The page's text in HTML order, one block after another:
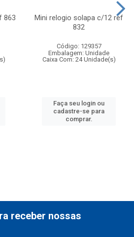
863
Mini relogio solapa c/12 ref
832
Código: 129357
Embalagem: Unidade
Caixa Com: 24 Unidade(s)
Faça seu login ou
cadastre-se para
comprar.
receber nossas